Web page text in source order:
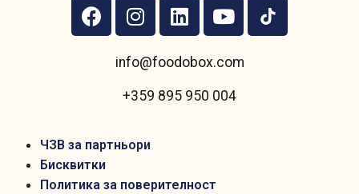
info@foodobox.com
+359 895 950 004
ЧЗВ за партньори
Бисквитки
Политика за поверителност